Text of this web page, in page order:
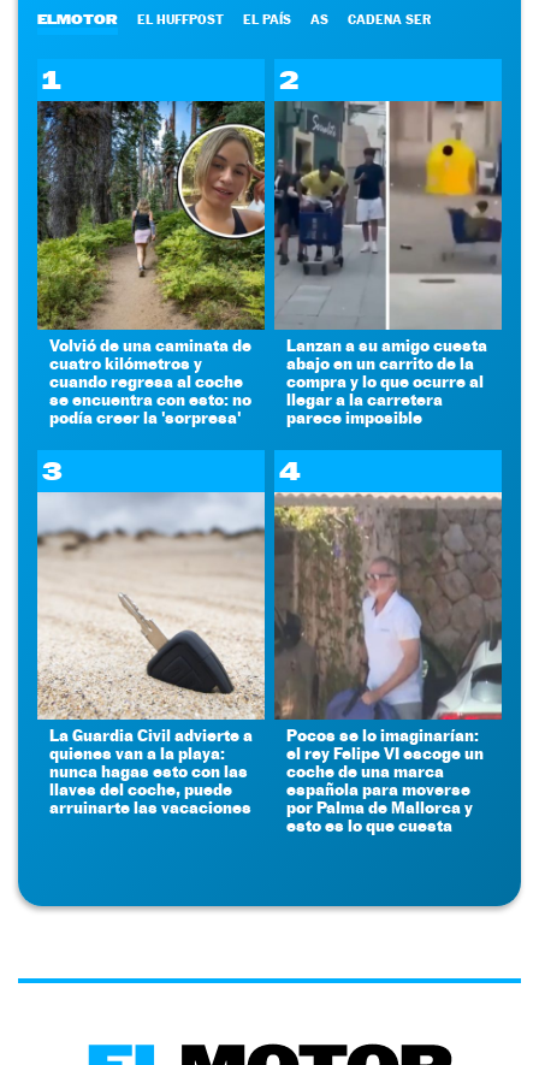
ELMOTOR EL HUFFPOST EL PAÍS AS CADENA SER
1
Volvió de una caminata de
cuatro kilómetros y
cuando regresa al coche
se encuentra con esto: no
podía creer la 'sorpresa'
2
Lanzan a su amigo cuesta
abajo en un carrito de la
compra y lo que ocurre al
llegar a la carretera
parece imposible
3
La Guardia Civil advierte a
quienes van a la playa:
nunca hagas esto con las
llaves del coche, puede
arruinarte las vacaciones
4
Pocos se lo imaginarían:
el rey Felipe VI escoge un
coche de una marca
española para moverse
por Palma de Mallorca y
esto es lo que cuesta